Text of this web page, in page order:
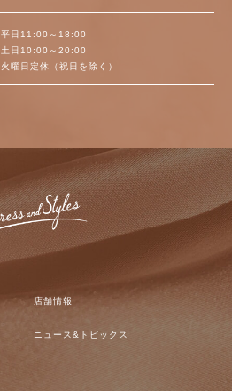
平日11:00～18:00
土日10:00～20:00
火曜日定休（祝日を除く）
店舗情報
ニュース&トピックス